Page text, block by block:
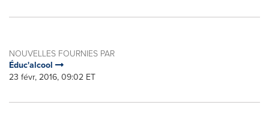
NOUVELLES FOURNIES PAR
Éduc'alcool
23 févr, 2016, 09:02 ET